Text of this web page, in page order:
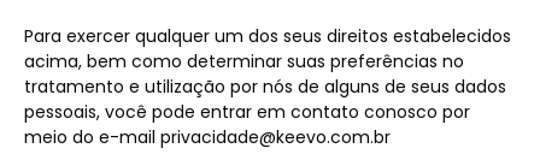
Para exercer qualquer um dos seus direitos estabelecidos
acima, bem como determinar suas preferências no
tratamento e utilização por nós de alguns de seus dados
pessoais, você pode entrar em contato conosco por
meio do e-mail privacidade@keevo.com.br